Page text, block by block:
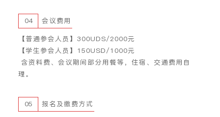
04
会议费用
【普通参会人员】300UDS/2000元
【学生参会人员】 150USD/1000元
含资料费、会议期间部分用餐等，住宿、交通费用自
理。
05
报名及缴费方式